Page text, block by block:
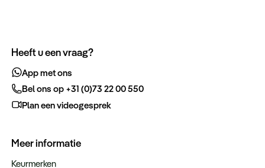
Heeft u een vraag?
App met ons
Bel ons op +31 (0)73 22 00 550
Plan een videogesprek
Meer informatie
Keurmerken